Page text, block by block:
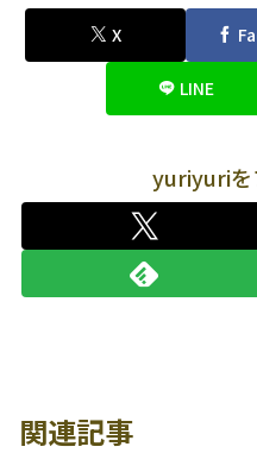
X
LINE
yuriyuriを
関連記事